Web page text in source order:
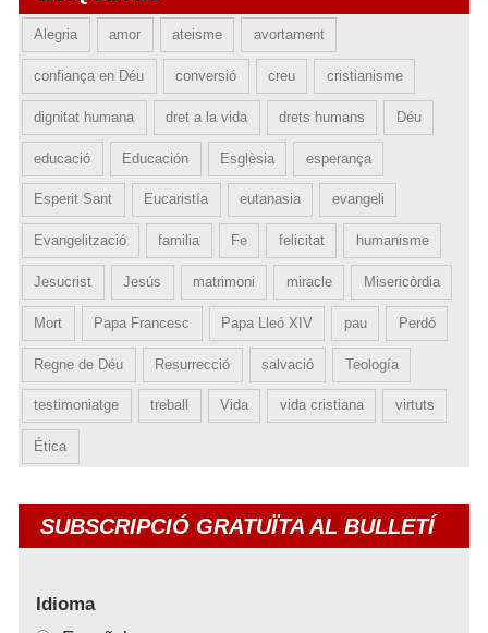
Alegria amor ateisme avortament
confiança en Déu conversió creu cristianisme
dignitat humana dret a la vida drets humans Déu
educació Educación Esglèsia esperança
Esperit Sant Eucaristía eutanasia evangeli
Evangelització familia Fe felicitat humanisme
Jesucrist Jesús matrimoni miracle Misericòrdia
Mort Papa Francesc Papa Lleó XIV pau Perdó
Regne de Déu Resurrecció salvació Teología
testimoniatge treball Vida vida cristiana virtuts
Ética
SUBSCRIPCIÓ GRATUÏTA AL BULLETÍ
Idioma